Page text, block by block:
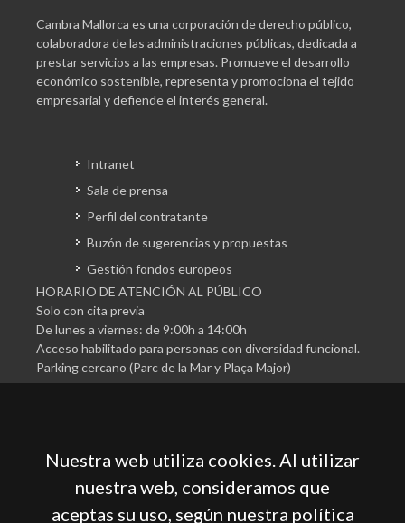
Cambra Mallorca es una corporación de derecho público,
colaboradora de las administraciones públicas, dedicada a
prestar servicios a las empresas. Promueve el desarrollo
económico sostenible, representa y promociona el tejido
empresarial y defiende el interés general.
Intranet
Sala de prensa
Perfil del contratante
Buzón de sugerencias y propuestas
Gestión fondos europeos
HORARIO DE ATENCIÓN AL PÚBLICO
Solo con cita previa
De lunes a viernes: de 9:00h a 14:00h
Acceso habilitado para personas con diversidad funcional.
Parking cercano (Parc de la Mar y Plaça Major)
Cámara Oficial de Comercio, Industria, Servicios y
Nuestra web utiliza cookies. Al utilizar
nuestra web, consideramos que
aceptas su uso, según nuestra política